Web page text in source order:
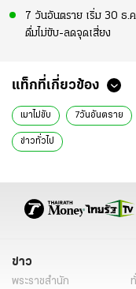
7 วันอันตราย เริ่ม 30 ธ.
ดื่มไม่ขับ-ลดจุดเสี่ยง
แท็กที่เกี่ยวข้อง
เมาไม่ขับ 7วันอันตราย
ข่าวทั่วไป
ข่าว
พระราชสำนัก